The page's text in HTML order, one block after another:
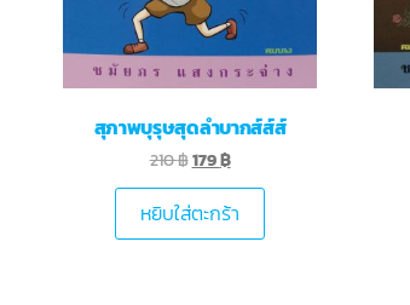
สุภาพบุรุษสุดลำบากส์ส์ส์
210฿179฿
หยิบใส่ตะกร้า